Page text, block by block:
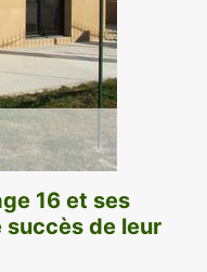
16 et ses
de leur